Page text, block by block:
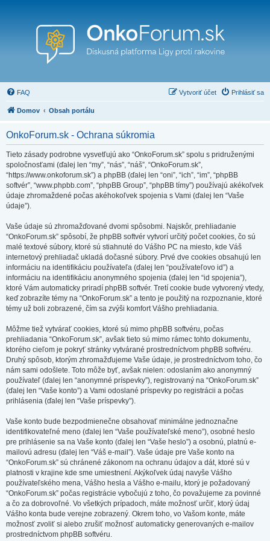
FAQ Prihlásiť sa
Vytvoriť účet
Domov Obsah portálu
OnkoForum.sk - Ochrana súkromia
Tieto zásady podrobne vysvetľujú ako “OnkoForum.sk” spolu s pridruženými
spoločnosťami (ďalej len “my”, “nás”, “náš”, “OnkoForum.sk”,
“https://www.onkoforum.sk”) a phpBB (ďalej len “oni”, “ich”, “im”, “phpBB
softvér”, “www.phpbb.com”, “phpBB Group”, “phpBB tímy”) používajú akékoľvek
údaje zhromaždené počas akéhokoľvek spojenia s Vami (ďalej len “Vaše
údaje”).
Vaše údaje sú zhromažďované dvomi spôsobmi. Najskôr, prehliadanie
“OnkoForum.sk” spôsobí, že phpBB softvér vytvorí určitý počet cookies, čo sú
malé textové súbory, ktoré sú stiahnuté do Vášho PC na miesto, kde Váš
internetový prehliadač ukladá dočasné súbory. Prvé dve cookies obsahujú len
informáciu na identifikáciu používateľa (ďalej len “používateľovo id”) a
informáciu na identifikáciu anonymného spojenia (ďalej len “id spojenia”),
ktoré Vám automaticky priradí phpBB softvér. Tretí cookie bude vytvorený vtedy,
keď zobrazíte témy na “OnkoForum.sk” a tento je použitý na rozpoznanie, ktoré
témy už boli zobrazené, čím sa zvýši komfort Vášho prehliadania.
Môžme tiež vytvárať cookies, ktoré sú mimo phpBB softvéru, počas
prehliadania “OnkoForum.sk”, avšak tieto sú mimo rámec tohto dokumentu,
ktorého cieľom je pokryť stránky vytvárané prostredníctvom phpBB softvéru.
Druhý spôsob, ktorým zhromažďujeme Vaše údaje, je prostredníctvom toho, čo
nám sami odošlete. Toto môže byť, avšak nielen: odoslaním ako anonymný
používateľ (ďalej len “anonymné príspevky”), registrovaný na “OnkoForum.sk”
(ďalej len “Vaše konto”) a Vami odoslané príspevky po registrácii a počas
prihlásenia (ďalej len “Vaše príspevky”).
Vaše konto bude bezpodmienečne obsahovať minimálne jednoznačne
identifikovateľné meno (ďalej len “Vaše používateľské meno”), osobné heslo
pre prihlásenie sa na Vaše konto (ďalej len “Vaše heslo”) a osobnú, platnú e-
mailovú adresu (ďalej len “Váš e-mail”). Vaše údaje pre Vaše konto na
“OnkoForum.sk” sú chránené zákonom na ochranu údajov a dát, ktoré sú v
platnosti v krajine kde sme umiestnení. Akýkoľvek údaj navyše Vášho
používateľského mena, Vášho hesla a Vášho e-mailu, ktorý je požadovaný
“OnkoForum.sk” počas registrácie vybočujú z toho, čo považujeme za povinné
a čo za dobrovoľné. Vo všetkých prípadoch, máte možnosť určiť, ktorý údaj
Vášho konta bude verejne zobrazený. Okrem toho, vo Vašom konte, máte
možnosť zvoliť si alebo zrušiť možnosť automaticky generovaných e-mailov
prostredníctvom phpBB softvéru.